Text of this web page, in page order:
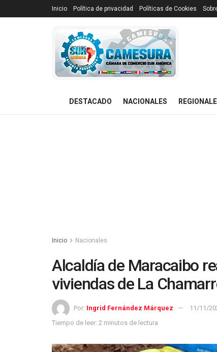
Inicio Política de privacidad Políticas de Cookies
DESTACADO NACIONALES
Inicio Nacionales
Alcaldía de Maracaibo
viviendas de La
Por: Ingrid Fernández Márquez 11/11/
Tiempo de leer: 2 minutos de lectura